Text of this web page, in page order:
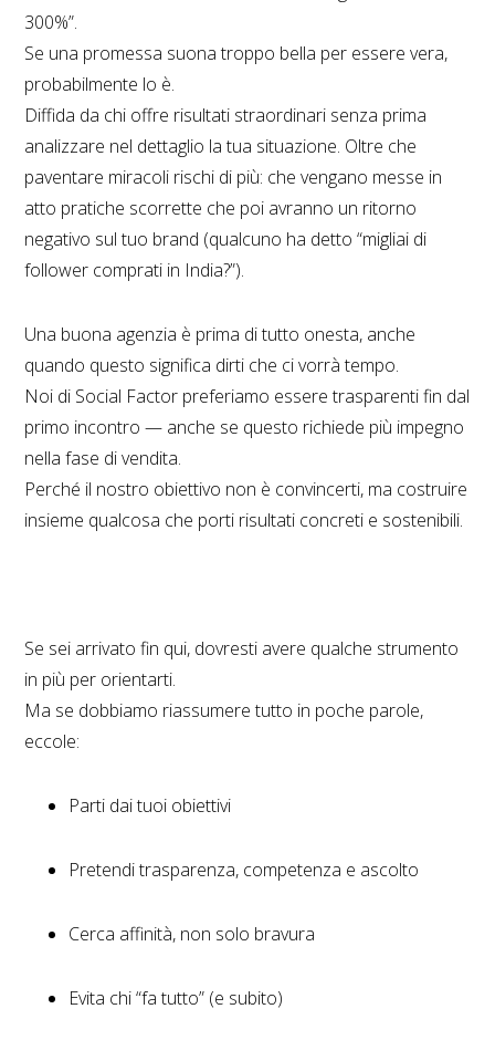
300%”.
Se una promessa suona troppo bella per essere vera,
probabilmente lo è.
Diffida da chi offre risultati straordinari senza prima
analizzare nel dettaglio la tua situazione. Oltre che
paventare miracoli rischi di più: che vengano messe in
atto pratiche scorrette che poi avranno un ritorno
negativo sul tuo brand (qualcuno ha detto “migliai di
follower comprati in India?”).
Una buona agenzia è prima di tutto onesta, anche
quando questo significa dirti che ci vorrà tempo.
Noi di Social Factor preferiamo essere trasparenti fin dal
primo incontro — anche se questo richiede più impegno
nella fase di vendita.
Perché il nostro obiettivo non è convincerti, ma costruire
insieme qualcosa che porti risultati concreti e sostenibili.
Se sei arrivato fin qui, dovresti avere qualche strumento
in più per orientarti.
Ma se dobbiamo riassumere tutto in poche parole,
eccole:
Parti dai tuoi obiettivi
Pretendi trasparenza, competenza e ascolto
Cerca affinità, non solo bravura
Evita chi “fa tutto” (e subito)